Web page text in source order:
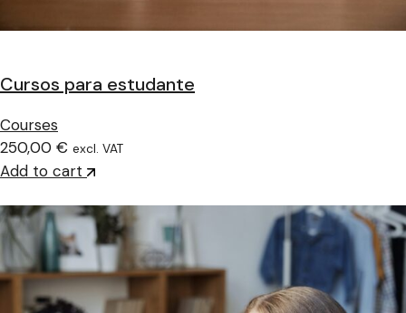
Cursos para estudante
Courses
250,00 € excl. VAT
Add to cart